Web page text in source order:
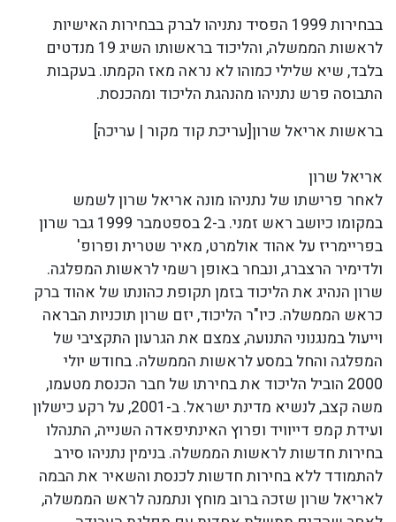
בבחירות 1999 הפסיד נתניהו לברק בבחירות האישיות
לראשות הממשלה, והליכוד בראשותו השיג 19 מנדטים
בלבד, שיא שלילי כמוהו לא נראה מאז הקמתו. בעקבות
התבוסה פרש נתניהו מהנהגת הליכוד ומהכנסת.
בראשות אריאל שרון[עריכת קוד מקור | עריכה]
אריאל שרון
לאחר פרישתו של נתניהו מונה אריאל שרון לשמש
במקומו כיושב ראש זמני. ב-2 בספטמבר 1999 גבר שרון
בפריימריז על אהוד אולמרט, מאיר שטרית ופרופ'
ולדימיר הרצברג, ונבחר באופן רשמי לראשות המפלגה.
שרון הנהיג את הליכוד בזמן תקופת כהונתו של אהוד ברק
כראש הממשלה. כיו"ר הליכוד, יזם שרון תוכניות הבראה
וייעול במנגנוני התנועה, צמצם את הגרעון התקציבי של
המפלגה והחל במסע לראשות הממשלה. בחודש יולי
2000 הוביל הליכוד את בחירתו של חבר הכנסת מטעמו,
משה קצב, לנשיא מדינת ישראל. ב-2001, על רקע כישלון
ועידת קמפ דייוויד ופרוץ האינתיפאדה השנייה, התנהלו
בחירות חדשות לראשות הממשלה. בנימין נתניהו סירב
להתמודד ללא בחירות חדשות לכנסת והשאיר את הבמה
לאריאל שרון שזכה ברוב מוחץ ונתמנה לראש הממשלה,